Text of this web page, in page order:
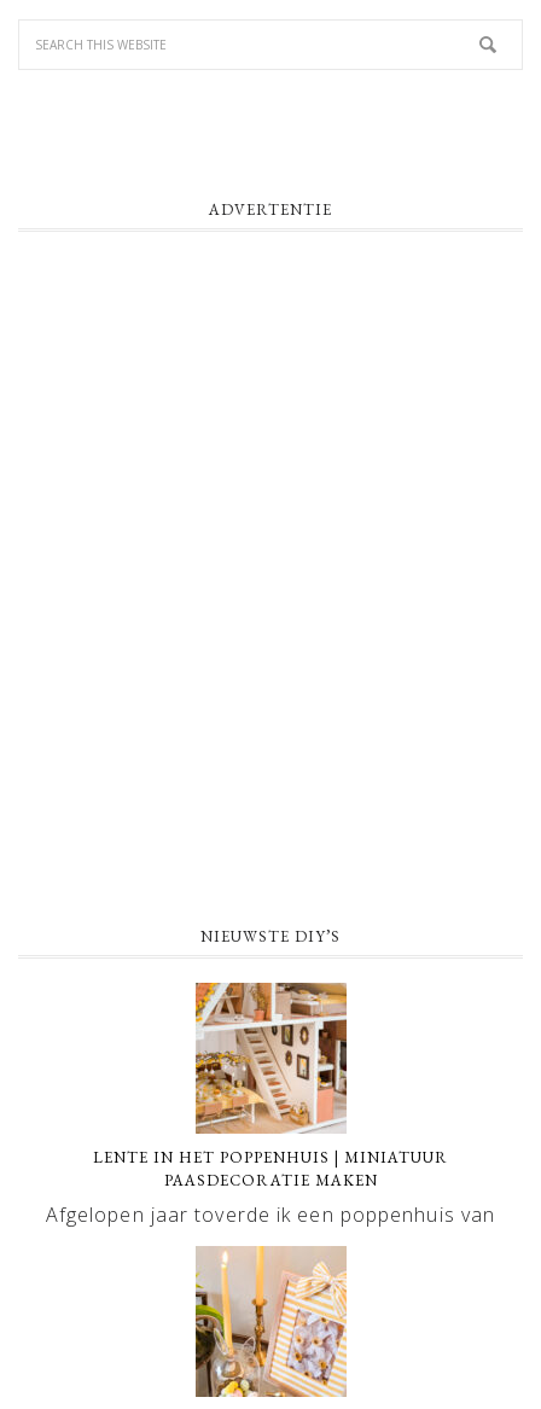
ADVERTENTIE
NIEUWSTE DIY’S
LENTE IN HET POPPENHUIS | MINIATUUR
PAASDECORATIE MAKEN
Afgelopen jaar toverde ik een poppenhuis van